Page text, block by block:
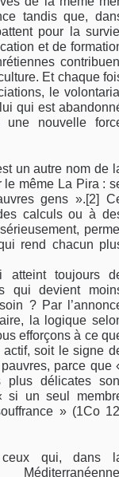
tandis que,
pour la
et de
Et chaque
le
qui est
une nouvelle
un autre nom de
le même La Pira :
gens ».[2]
calculs ou à
rend chacun
atteint toujours
qui devient
? Par
la logique
efforçons à ce
actif, soit le signe
parce que
délicates
si un seul
» (1Co
ceux qui, dans